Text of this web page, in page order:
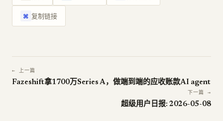
⌘ 复制链接
← 上一篇
Fazeshift拿1700万Series A，做端到端的应收账款AI agent
下一篇 →
超级用户日报: 2026-05-08